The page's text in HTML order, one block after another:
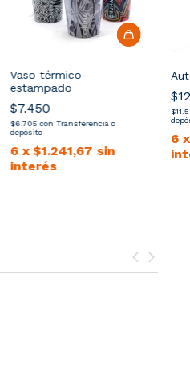
Vaso térmico
estampado
$7.450
$6.705con Transferencia o
depósito
6 x$1.241,67 sin
interés
6